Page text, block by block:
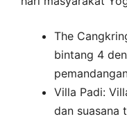
The
bintang 4
Villa Padi:
dan suasana